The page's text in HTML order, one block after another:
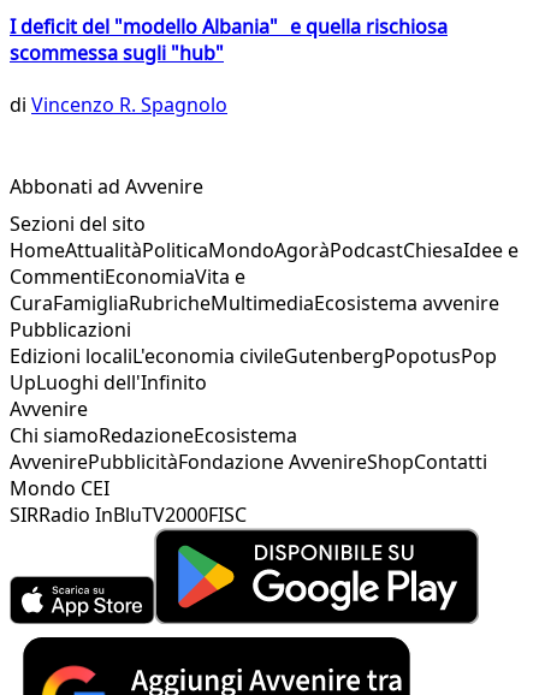
I deficit del "modello Albania" e quella rischiosa
scommessa sugli "hub"
di Vincenzo R. Spagnolo
Abbonati ad Avvenire
Sezioni del sito
HomeAttualitàPoliticaMondoAgoràPodcastChiesaIdee e
CommentiEconomiaVita e
CuraFamigliaRubricheMultimediaEcosistema avvenire
Pubblicazioni
Edizioni localiL'economia civileGutenbergPopotusPop
UpLuoghi dell'Infinito
Avvenire
Chi siamoRedazioneEcosistema
AvvenirePubblicitàFondazione AvvenireShopContatti
Mondo CEI
SIRRadio InBluTV2000FISC